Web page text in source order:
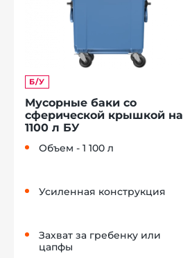
Б/У
Мусорные баки со
сферической крышкой на
1100 л БУ
Объем - 1 100 л
Усиленная конструкция
Захват за гребенку или
цапфы